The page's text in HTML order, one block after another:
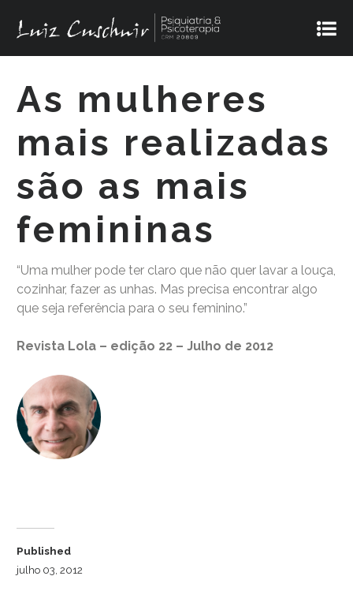
As mulheres
mais realizadas
são as mais
femininas
“Uma mulher pode ter claro que não quer lavar a louça,
cozinhar, fazer as unhas. Mas precisa encontrar algo
que seja referência para o seu feminino.”
Revista Lola – edição 22 – Julho de 2012
Published
julho 03, 2012